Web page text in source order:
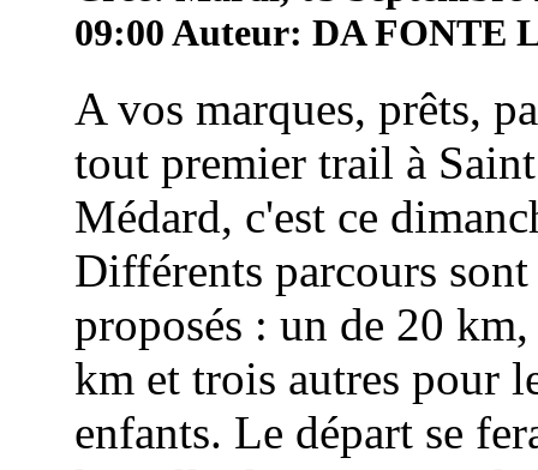
09:00Auteur: DA FONTE
A vos marques, prêts,
tout premier trail à Saint
Médard, c'est ce
Différents parcours sont
proposés : un de 20
km et trois autres pour
enfants. Le départ se